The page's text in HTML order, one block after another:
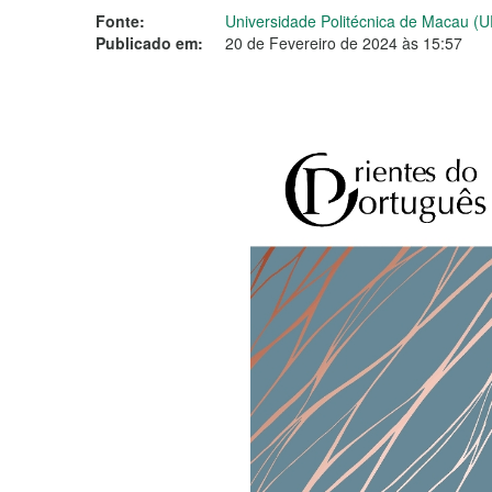
Fonte:
Universidade Politécnica de Macau
Publicado em:
20 de Fevereiro de 2024 às 15:57